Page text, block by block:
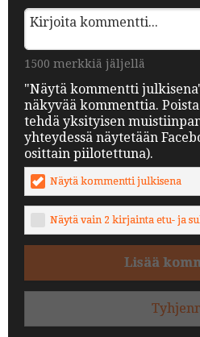
1500 merkkiä jäljellä
"Näytä kommentti
näkyvää kommenttia.
tehdä yksityisen
yhteydessä näytetään
osittain piilotettuna).
Näytä kommentti julkisena
Näytä vain 2 kirjainta etu- ja
Lisää